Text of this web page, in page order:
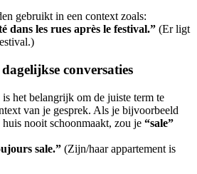
gebruikt in een context zoals:
dans les rues après le festival.” (Er ligt
conversaties
het belangrijk om de juiste term te
van je gesprek. Als je bijvoorbeeld
nooit schoonmaakt, zou je “sale”
sale.” (Zijn/haar appartement is